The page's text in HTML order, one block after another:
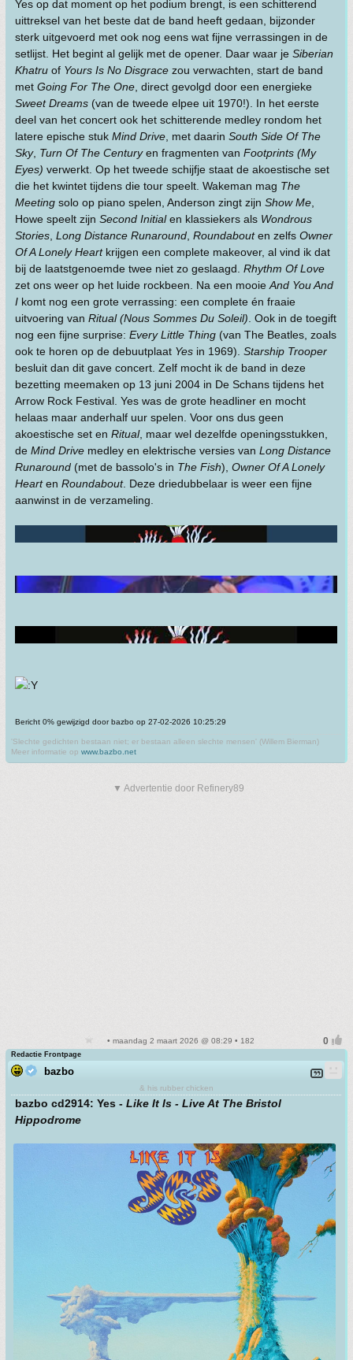
Yes op dat moment op het podium brengt, is een schitterend
uittreksel van het beste dat de band heeft gedaan, bijzonder
sterk uitgevoerd met ook nog eens wat fijne verrassingen in de
setlijst. Het begint al gelijk met de opener. Daar waar je Siberian
Khatru of Yours Is No Disgrace zou verwachten, start de band
met Going For The One , direct gevolgd door een energieke
Sweet Dreams (van de tweede elpee uit 1970!). In het eerste
deel van het concert ook het schitterende medley rondom het
latere epische stuk Mind Drive , met daarin South Side Of The
Sky, Turn Of The Centuryen fragmenten van Footprints (My
Eyes) verwerkt. Op het tweede schijfje staat de akoestische set
die het kwintet tijdens die tour speelt. Wakeman mag The
Meeting solo op piano spelen, Anderson zingt zijn Show Me
Howe speelt zijn Second Initialen klassiekers als Wondrous
Stories Long Distance Runaround Roundabouten zelfs Owner
Of A Lonely Heartkrijgen een complete makeover, al vind ik dat
bij de laatstgenoemde twee niet zo geslaagd. Rhythm Of Love
zet ons weer op het luide rockbeen. Na een mooie And You And
I komt nog een grote verrassing: een complete én fraaie
uitvoering van Ritual (Nous Sommes Du Soleil) . Ook in de toegift
nog een fijne surprise: Every Little Thing (van The Beatles, zoals
ook te horen op de debuutplaat Yes in 1969). Starship Trooper
besluit dan dit gave concert. Zelf mocht ik de band in deze
bezetting meemaken op 13 juni 2004 in De Schans tijdens het
Arrow Rock Festival. Yes was de grote headliner en mocht
helaas maar anderhalf uur spelen. Voor ons dus geen
akoestische set en Ritual, maar wel dezelfde openingsstukken,
de Mind Drive medley en elektrische versies van Long Distance
Runaround (met de bassolo's in The Fish), Owner Of A Lonely
Hearten Roundabout. Deze driedubbelaar is weer een fijne
aanwinst in de verzameling.
Bericht 0% gewijzigd door bazbo op 27-02-2026 10:25:29
'Slechte gedichten bestaan niet; er bestaan alleen slechte mensen' (Willem Bierman)
Meer informatie op www.bazbo.net
▼ Advertentie door Refinery89
• maandag 2 maart 2026 @ 08:29 • 182
Redactie Frontpage
bazbo
& his rubber chicken
bazbo cd2914: Yes - Like It Is - Live At The Bristol
Hippodrome